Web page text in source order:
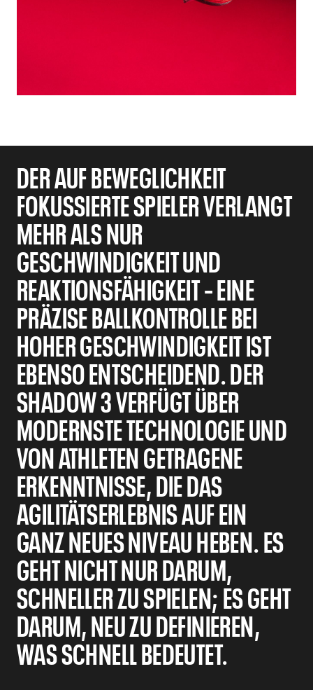
DER AUF BEWEGLICHKEIT
FOKUSSIERTE SPIELER VERLANGT
MEHR ALS NUR
GESCHWINDIGKEIT UND
REAKTIONSFÄHIGKEIT – EINE
PRÄZISE BALLKONTROLLE BEI
HOHER GESCHWINDIGKEIT IST
EBENSO ENTSCHEIDEND. DER
SHADOW 3 VERFÜGT ÜBER
MODERNSTE TECHNOLOGIE UND
VON ATHLETEN GETRAGENE
ERKENNTNISSE, DIE DAS
AGILITÄTSERLEBNIS AUF EIN
GANZ NEUES NIVEAU HEBEN. ES
GEHT NICHT NUR DARUM,
SCHNELLER ZU SPIELEN; ES GEHT
DARUM, NEU ZU DEFINIEREN,
WAS SCHNELL BEDEUTET.